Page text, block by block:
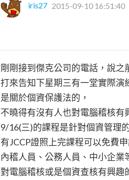
iris27 2015-09-10 16:51:40
剛剛接到傑克公司的電話，說之
打來告知下星期三有一堂實際演
是關於個資保護法的，
不曉得有沒有人也對電腦稽核有
9/16(三)的課程是針對個資管理
有JCCP證照上完課程可以免費
內稽人員、公務人員、中小企
對電腦稽核或是個資查核有興趣